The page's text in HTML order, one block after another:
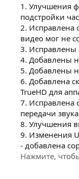
1. Улучшения
подстройки
2. Исправлена
видео мог не
3. Исправлены
4. Добавлены
5. Добавлены
6. Добавлена
TrueHD для
7. Исправлена
передачи
8. Улучшения
9. Изменения
- добавлена
Нажмите,